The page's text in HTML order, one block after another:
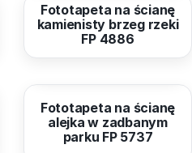
Fototapeta na ścianę
kamienisty brzeg rzeki
FP 4886
od40,96 zł
Fototapeta na ścianę
alejka w zadbanym
parku FP 5737